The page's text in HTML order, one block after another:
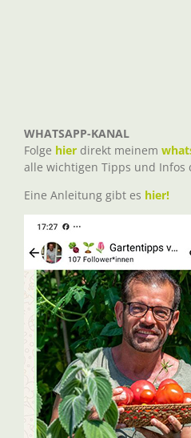
WHATSAPP-KANAL
Folge hier direkt meinem
alle wichtigen Tipps und Infos
Eine Anleitung gibt es hier!